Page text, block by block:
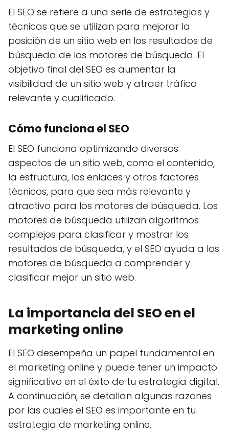
El SEO se refiere a una serie de estrategias y
técnicas que se utilizan para mejorar la
posición de un sitio web en los resultados de
búsqueda de los motores de búsqueda. El
objetivo final del SEO es aumentar la
visibilidad de un sitio web y atraer tráfico
relevante y cualificado.
Cómo funciona el SEO
El SEO funciona optimizando diversos
aspectos de un sitio web, como el contenido,
la estructura, los enlaces y otros factores
técnicos, para que sea más relevante y
atractivo para los motores de búsqueda. Los
motores de búsqueda utilizan algoritmos
complejos para clasificar y mostrar los
resultados de búsqueda, y el SEO ayuda a los
motores de búsqueda a comprender y
clasificar mejor un sitio web.
La importancia del SEO en el
marketing online
El SEO desempeña un papel fundamental en
el marketing online y puede tener un impacto
significativo en el éxito de tu estrategia digital.
A continuación, se detallan algunas razones
por las cuales el SEO es importante en tu
estrategia de marketing online.